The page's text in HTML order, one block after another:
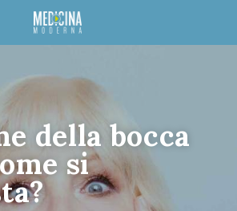
della bocca
si